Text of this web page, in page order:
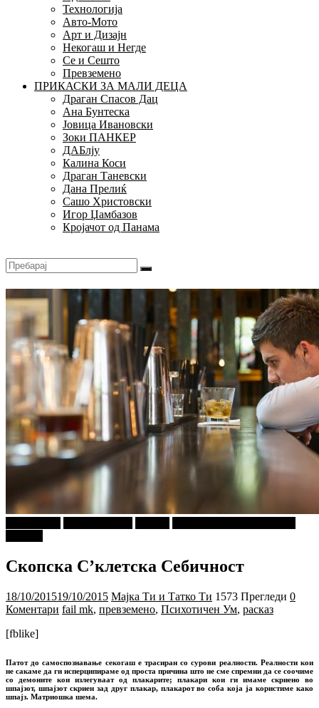
Технологија
Авто-Мото
Арт и Дизајн
Некогаш и Негде
Се и Сешто
Превземено
ПРИКАСКИ ЗА МАЛИ ДЕЦА
Драган Спасов Дац
Ана Бунтеска
Јовица Ивановски
Зоки ПАНКЕР
ДАБлју
Калина Коси
Драган Таневски
Дана Прелиќ
Сашо Христовски
Игор Џамбазов
Кројачот од Панама
Скопска С’клетска Себичност
18/10/201519/10/2015 Мајка Ти и Татко Ти 1573 Прегледи 0
Коментари fail mk, превземено, Психотичен Ум, расказ
[fblike]
Патот до самоспознавање секогаш е трасиран со сурови реалности. Реалности кои
не сакаме да ги исперципираме од проста причина што не сме спремни да се соочиме
со демоните кои излегуваат од плакарите; плакари кои ги имаме скриено во
шпајзот, шпајзот скриен зад друг плакар, плакарот во соба која ја користиме како
шпајз. Матриошка шема.